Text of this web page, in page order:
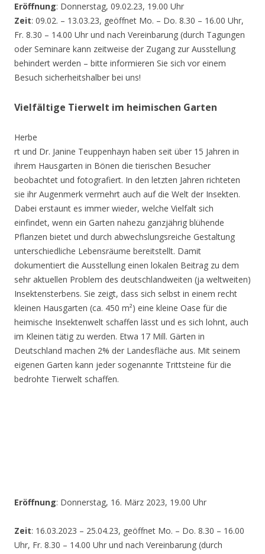
Eröffnung: Donnerstag, 09.02.23, 19.00 Uhr
Zeit: 09.02. – 13.03.23, geöffnet Mo. – Do. 8.30 – 16.00 Uhr,
Fr. 8.30 – 14.00 Uhr und nach Vereinbarung (durch Tagungen
oder Seminare kann zeitweise der Zugang zur Ausstellung
behindert werden – bitte informieren Sie sich vor einem
Besuch sicherheitshalber bei uns!
Vielfältige Tierwelt im heimischen Garten
Herbe
rt und Dr. Janine Teuppenhayn haben seit über 15 Jahren in
ihrem Hausgarten in Bönen die tierischen Besucher
beobachtet und fotografiert. In den letzten Jahren richteten
sie ihr Augenmerk vermehrt auch auf die Welt der Insekten.
Dabei erstaunt es immer wieder, welche Vielfalt sich
einfindet, wenn ein Garten nahezu ganzjährig blühende
Pflanzen bietet und durch abwechslungsreiche Gestaltung
unterschiedliche Lebensräume bereitstellt. Damit
dokumentiert die Ausstellung einen lokalen Beitrag zu dem
sehr aktuellen Problem des deutschlandweiten (ja weltweiten)
Insektensterbens. Sie zeigt, dass sich selbst in einem recht
kleinen Hausgarten (ca. 450 m²) eine kleine Oase für die
heimische Insektenwelt schaffen lässt und es sich lohnt, auch
im Kleinen tätig zu werden. Etwa 17 Mill. Gärten in
Deutschland machen 2% der Landesfläche aus. Mit seinem
eigenen Garten kann jeder sogenannte Trittsteine für die
bedrohte Tierwelt schaffen.
Eröffnung: Donnerstag, 16. März 2023, 19.00 Uhr
Zeit: 16.03.2023 – 25.04.23, geöffnet Mo. – Do. 8.30 – 16.00
Uhr, Fr. 8.30 – 14.00 Uhr und nach Vereinbarung (durch